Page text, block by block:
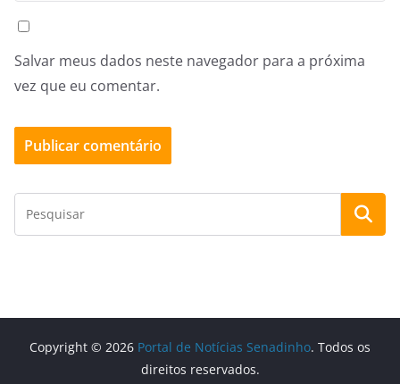
Salvar meus dados neste navegador para a próxima
vez que eu comentar.
Copyright © 2026 Portal de Notícias Senadinho. Todos os
direitos reservados.